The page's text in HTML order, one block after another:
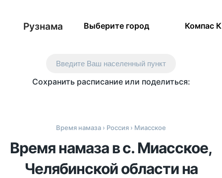
Рузнама Выберите город Компас
Введите Ваш населенный пункт
Сохранить расписание или поделиться:
Время намаза › Россия › Миасское
Время намаза в с. Миасское,
Челябинской области на